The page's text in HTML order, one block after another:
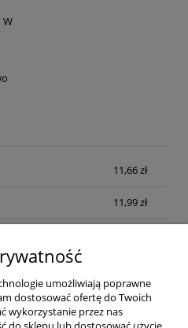
W
kosztów płatności
11,66 zł
11,99 zł
umożliwiają poprawne
dostosować ofertę do Twoich
wykorzystanie przez nas